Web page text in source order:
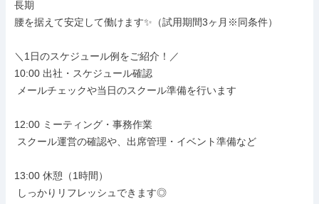
長期
腰を据えて安定して働けます✨（試用期間3ヶ月※同条件）
＼1日のスケジュール例をご紹介！／
10:00 出社・スケジュール確認
12:00 ミーティング・事務作業
13:00 休憩（1時間）